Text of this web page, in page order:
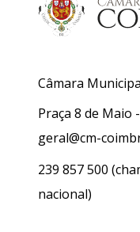
Câmara
Praça 8 de Maio
geral@cm-
239 857 500
nacional)